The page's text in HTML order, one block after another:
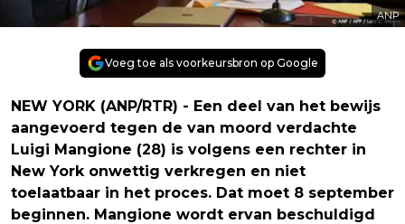
ANP
Voeg toe als voorkeursbron op Google
NEW YORK (ANP/RTR) - Een deel van het bewijs
aangevoerd tegen de van moord verdachte
Luigi Mangione (28) is volgens een rechter in
New York onwettig verkregen en niet
toelaatbaar in het proces. Dat moet 8 september
beginnen. Mangione wordt ervan beschuldigd